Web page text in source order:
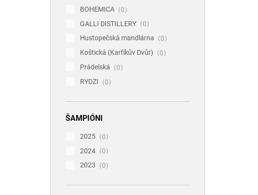
BOHEMICA
0
GALLI DISTILLERY
0
Hustopečská mandlárna
0
Koštická (Karfíkův Dvůr)
0
Prádelská
0
RYDZI
0
ŠAMPIÓNI
2025
0
2024
0
2023
0